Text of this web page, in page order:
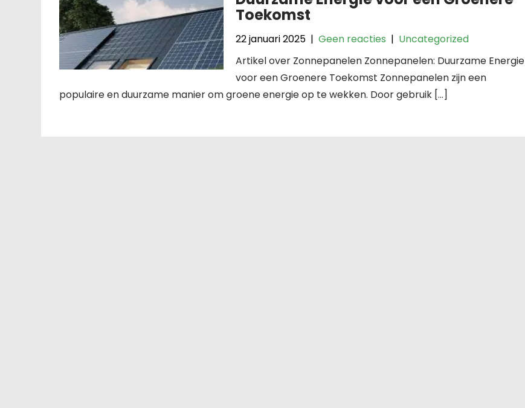
Toekomst
22 januari 2025 |Geen reacties | Uncategorized
Artikel over Zonnepanelen Zonnepanelen: Duurzame Energie
voor een Groenere Toekomst Zonnepanelen zijn een
populaire en duurzame manier om groene energie op te wekken. Door gebruik […]